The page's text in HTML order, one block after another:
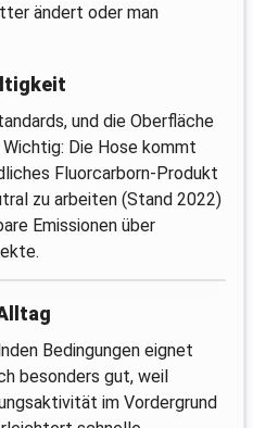
ändert oder man
und die Oberfläche
Die Hose kommt
Fluorcarborn-Produkt
zu arbeiten (Stand 2022)
Emissionen über
Bedingungen eignet
besonders gut, weil
im Vordergrund